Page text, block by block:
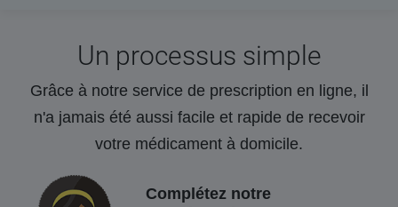
Un processus simple
Grâce à notre service de prescription en ligne, il
n'a jamais été aussi facile et rapide de recevoir
votre médicament à domicile.
Complétez notre